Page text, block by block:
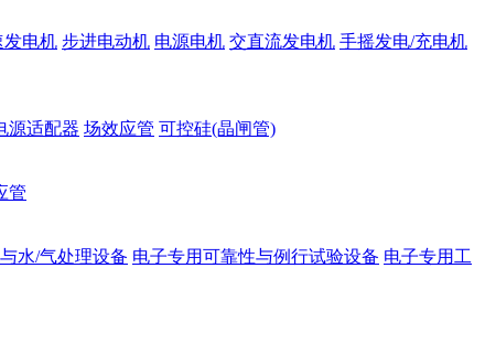
发电机 步进电动机 电源电机 交直流发电机 手摇发电/充电机
源适配器 场效应管 可控硅(晶闸管)
管
水/气处理设备 电子专用可靠性与例行试验设备 电子专用工